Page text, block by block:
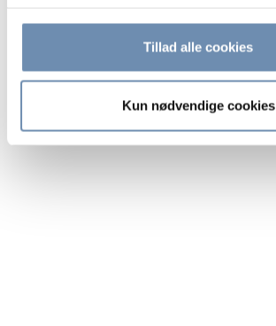
Tillad alle cookies
Kun nødvendige cookies